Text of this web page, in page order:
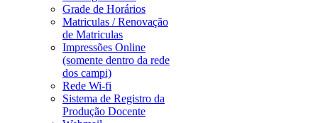
Grade de Horários
Matriculas / Renovação
de Matriculas
Impressões Online
(somente dentro da rede
dos campi)
Rede Wi-fi
Sistema de Registro da
Produção Docente